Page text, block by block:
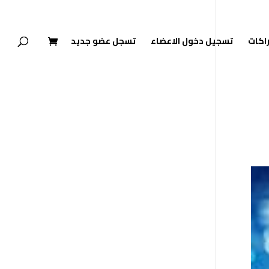
تسجيل دخول الاعضاء تسجل عضو جديد